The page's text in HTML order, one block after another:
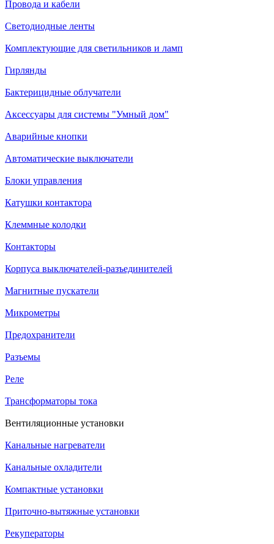
Провода и кабели
Светодиодные ленты
Комплектующие для светильников и ламп
Гирлянды
Бактерицидные облучатели
Аксессуары для системы "Умный дом"
Аварийные кнопки
Автоматические выключатели
Блоки управления
Катушки контактора
Клеммные колодки
Контакторы
Корпуса выключателей-разъединителей
Магнитные пускатели
Микрометры
Предохранители
Разъемы
Реле
Трансформаторы тока
Вентиляционные установки
Канальные нагреватели
Канальные охладители
Компактные установки
Приточно-вытяжные установки
Рекуператоры